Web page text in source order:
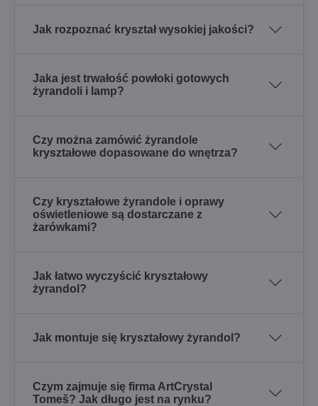
Jak rozpoznać kryształ wysokiej jakości?
Jaka jest trwałość powłoki gotowych
żyrandoli i lamp?
Czy można zamówić żyrandole
kryształowe dopasowane do wnętrza?
Czy kryształowe żyrandole i oprawy
oświetleniowe są dostarczane z
żarówkami?
Jak łatwo wyczyścić kryształowy
żyrandol?
Jak montuje się kryształowy żyrandol?
Czym zajmuje się firma ArtCrystal
Tomeš? Jak długo jest na rynku?